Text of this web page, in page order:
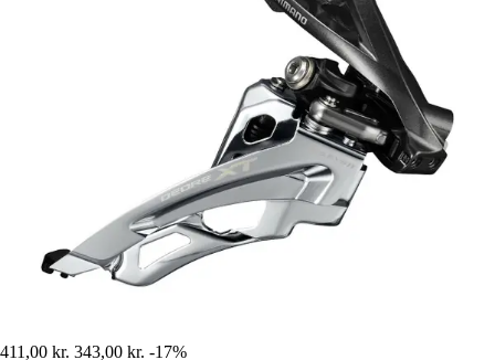
411,00 kr. 343,00 kr. -17%